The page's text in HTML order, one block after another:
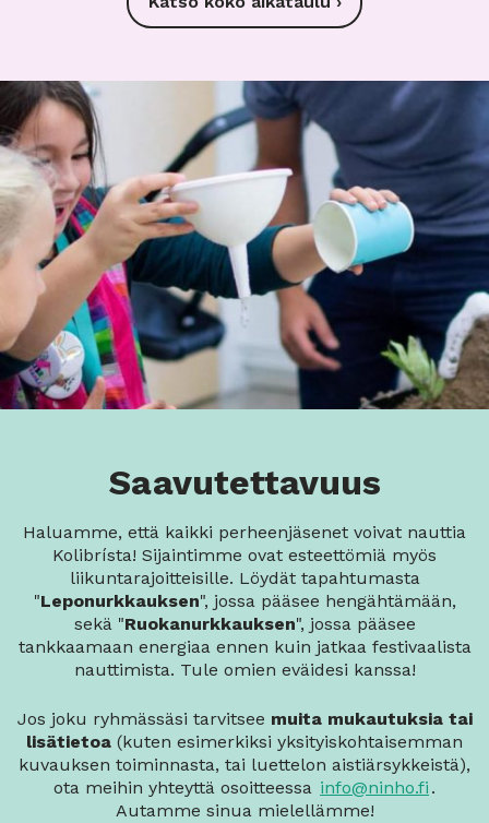
Saavutettavuus
Haluamme, että kaikki perheenjäsenet voivat nauttia
Kolibrísta! Sijaintimme ovat esteettömiä myös
liikuntarajoitteisille. Löydät tapahtumasta
"Leponurkkauksen", jossa pääsee hengähtämään,
sekä "Ruokanurkkauksen", jossa pääsee
tankkaamaan energiaa ennen kuin jatkaa festivaalista
nauttimista. Tule omien eväidesi kanssa!
Jos joku ryhmässäsi tarvitsee muita mukautuksia tai
lisätietoa (kuten esimerkiksi yksityiskohtaisemman
kuvauksen toiminnasta, tai luettelon aistiärsykkeistä),
ota meihin yhteyttä osoitteessa info@ninho.fi .
Autamme sinua mielellämme!